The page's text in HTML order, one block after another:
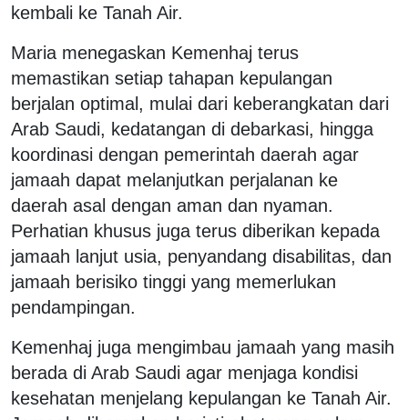
kembali ke Tanah Air.
Maria menegaskan Kemenhaj terus
memastikan setiap tahapan kepulangan
berjalan optimal, mulai dari keberangkatan dari
Arab Saudi, kedatangan di debarkasi, hingga
koordinasi dengan pemerintah daerah agar
jamaah dapat melanjutkan perjalanan ke
daerah asal dengan aman dan nyaman.
Perhatian khusus juga terus diberikan kepada
jamaah lanjut usia, penyandang disabilitas, dan
jamaah berisiko tinggi yang memerlukan
pendampingan.
Kemenhaj juga mengimbau jamaah yang masih
berada di Arab Saudi agar menjaga kondisi
kesehatan menjelang kepulangan ke Tanah Air.